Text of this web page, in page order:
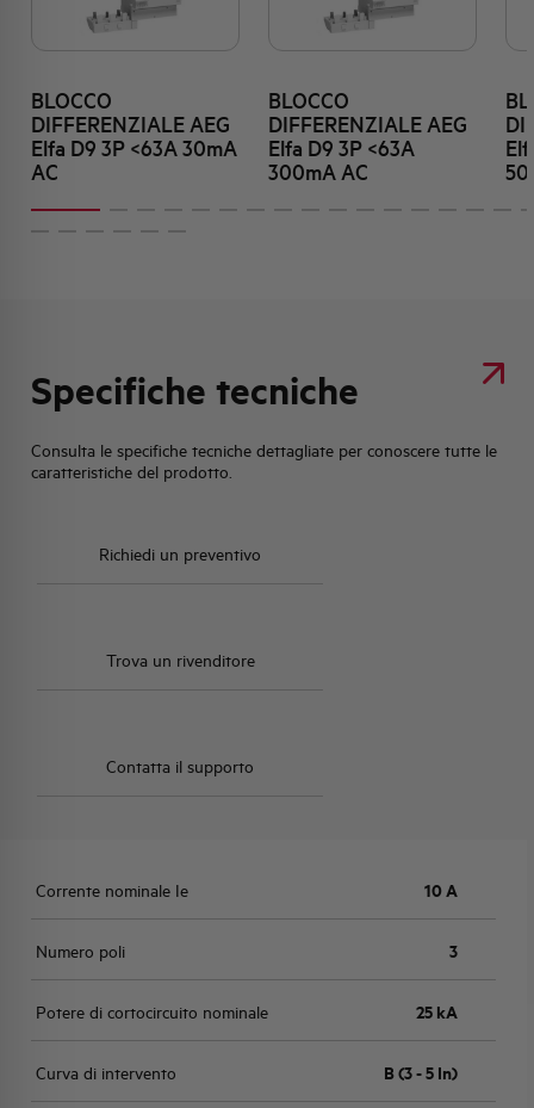
BLOCCO
DIFFERENZIALE AEG
Elfa D9 3P <63A 30mA
AC
BLOCCO
DIFFERENZIALE AEG
Elfa D9 3P <63A
300mA AC
Specifiche tecniche
Consulta le specifiche tecniche dettagliate per conoscere tutte le
caratteristiche del prodotto.
Richiedi un preventivo
Trova un rivenditore
Contatta il supporto
Corrente nominale Ie 10 A
Numero poli 3
Potere di cortocircuito nominale 25 kA
Curva di intervento B (3 - 5 In)